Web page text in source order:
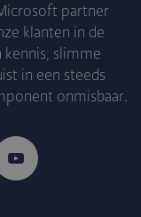
partner
klanten in de
slimme
in een steeds
onmisbaar.